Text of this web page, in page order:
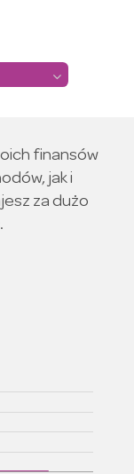
finansów
jak i
za dużo